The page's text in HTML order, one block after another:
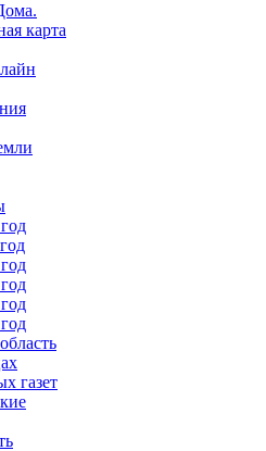
карта
газет